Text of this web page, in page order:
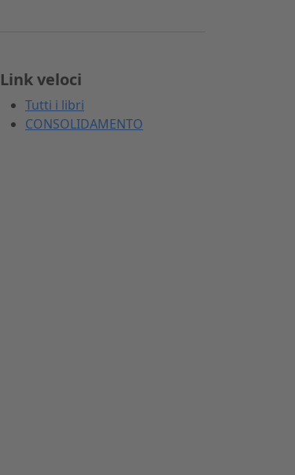
Link veloci
Tutti i libri
CONSOLIDAMENTO